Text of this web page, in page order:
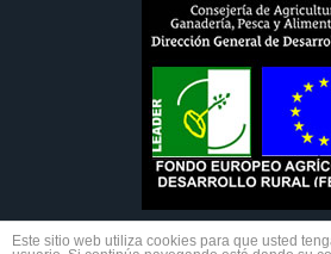
Este sitio web utiliza cookies para que usted